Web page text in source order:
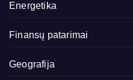
Energetika
Finansų patarimai
Geografija